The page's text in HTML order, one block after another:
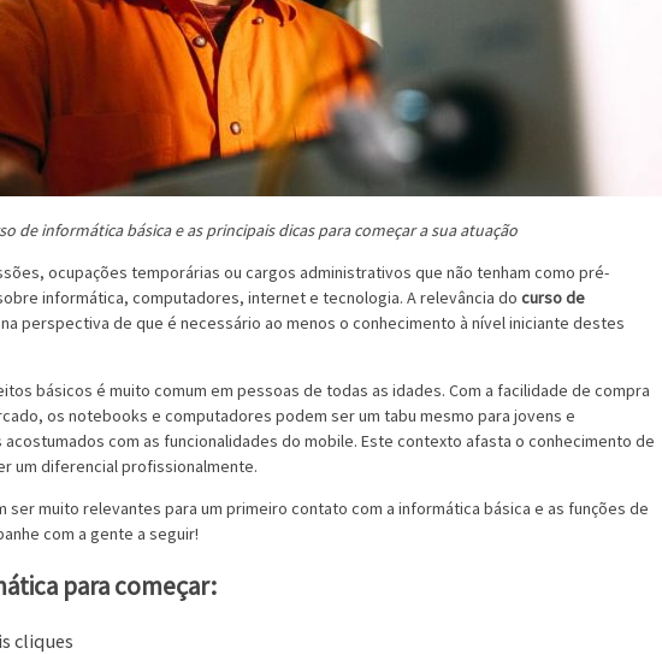
de informática básicae as principais dicas para começar a sua atuação
ocupações temporárias ou cargos administrativos que não tenham como pré-
informática, computadores, internet e tecnologia. A relevância do curso de
perspectiva de que é necessário ao menos o conhecimento à nível iniciante destes
básicos é muito comum em pessoas de todas as idades. Com a facilidade de compra
os notebooks e computadores podem ser um tabu mesmo para jovens e
com as funcionalidades do mobile. Este contexto afasta o conhecimento de
um diferencial profissionalmente.
ser muito relevantes para um primeiro contato com a informática básica e as funções de
com a gente a seguir!
para começar:
cliques